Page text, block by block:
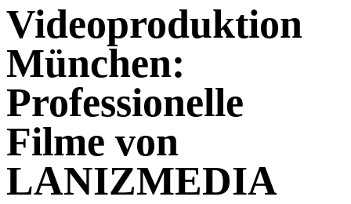
Videoproduktion
München:
Professionelle
Filme von
LANIZMEDIA